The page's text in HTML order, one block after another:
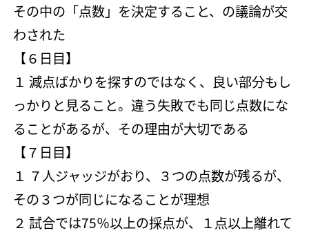
その中の「点数」を決定すること、の議論が交
わされた
【６日目】
１ 減点ばかりを探すのではなく、良い部分もし
っかりと見ること。違う失敗でも同じ点数にな
ることがあるが、その理由が大切である
【７日目】
１ ７人ジャッジがおり、３つの点数が残るが、
その３つが同じになることが理想
２ 試合では75％以上の採点が、１点以上離れて